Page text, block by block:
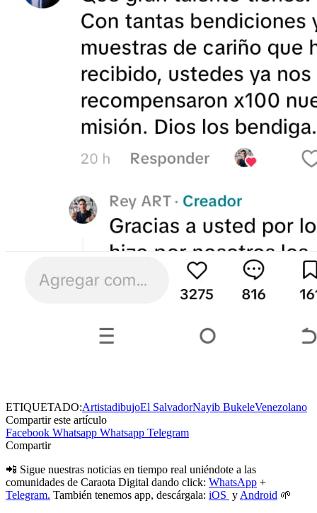
ETIQUETADO:ArtistadibujoEl SalvadorNayib BukeleVenezolano
Compartir este artículo
Facebook Whatsapp Whatsapp Telegram
Compartir
📲 Sigue nuestras noticias en tiempo real uniéndote a las
comunidades de Caraota Digital dando click: WhatsApp +
Telegram. También tenemos app, descárgala: iOS y Android 🌱